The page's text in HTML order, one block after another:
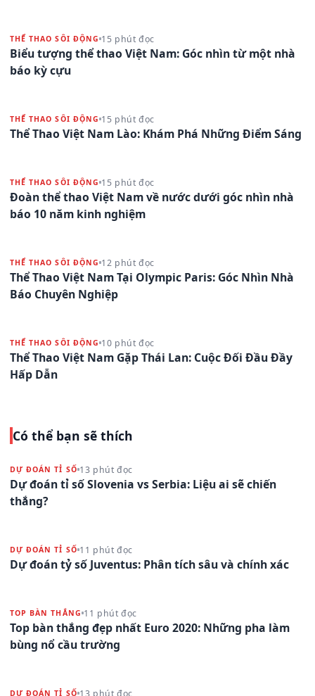
THỂ THAO SÔI ĐỘNG 15 phút đọc
Biểu tượng thể thao Việt Nam: Góc nhìn từ một nhà
báo kỳ cựu
THỂ THAO SÔI ĐỘNG 15 phút đọc
Thể Thao Việt Nam Lào: Khám Phá Những Điểm Sáng
THỂ THAO SÔI ĐỘNG 15 phút đọc
Đoàn thể thao Việt Nam về nước dưới góc nhìn nhà
báo 10 năm kinh nghiệm
THỂ THAO SÔI ĐỘNG 12 phút đọc
Thể Thao Việt Nam Tại Olympic Paris: Góc Nhìn Nhà
Báo Chuyên Nghiệp
THỂ THAO SÔI ĐỘNG 10 phút đọc
Thể Thao Việt Nam Gặp Thái Lan: Cuộc Đối Đầu Đầy
Hấp Dẫn
Có thể bạn sẽ thích
DỰ ĐOÁN TỈ SỐ 13 phút đọc
Dự đoán tỉ số Slovenia vs Serbia: Liệu ai sẽ chiến
thắng?
DỰ ĐOÁN TỈ SỐ 11 phút đọc
Dự đoán tỷ số Juventus: Phân tích sâu và chính xác
TOP BÀN THẮNG 11 phút đọc
Top bàn thắng đẹp nhất Euro 2020: Những pha làm
bùng nổ cầu trường
DỰ ĐOÁN TỈ SỐ 13 phút đọc